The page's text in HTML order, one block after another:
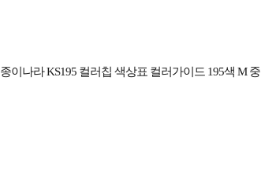
종이나라 KS195 컬러칩 색상표 컬러가이드 195색 M 중